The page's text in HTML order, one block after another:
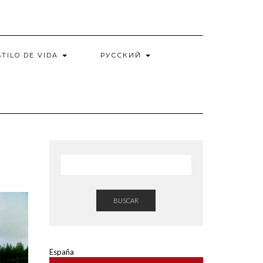
DE VIDA РУССКИЙ
BUSCAR
España